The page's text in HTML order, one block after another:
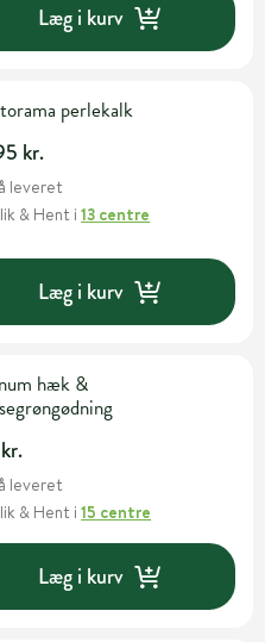
Læg i kurv
perlekalk
kr.
leveret
& Hent i13 centre
Læg i kurv
hæk &
leveret
& Hent i15 centre
Læg i kurv